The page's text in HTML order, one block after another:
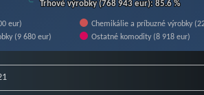
Trhové výrobky (768 943 eur): 85.6 %
Trhové výrobky (768 943 eur): 85.6 %
eur)
Chemikálie a príbuzné výrobky
(9 680 eur) Ostatné komodity (8 918 eur)